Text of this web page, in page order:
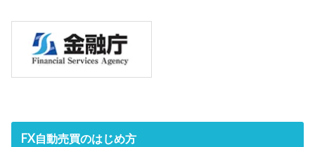
FX自動売買のはじめ方